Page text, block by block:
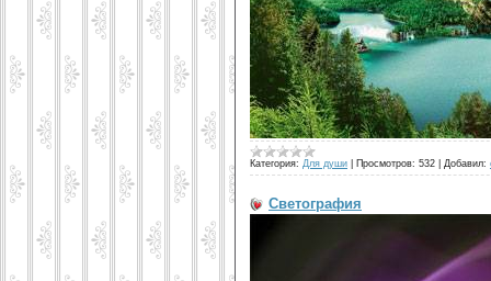
Категория: Для души Просмотров: 532 Добавил:
Светография